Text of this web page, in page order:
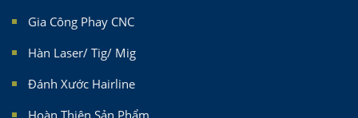
Gia Công Phay CNC
Hàn Laser/ Tig/ Mig
Đánh Xước Hairline
Hoàn Thiện Sản Phẩm